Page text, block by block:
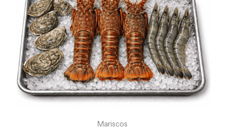
Mariscos